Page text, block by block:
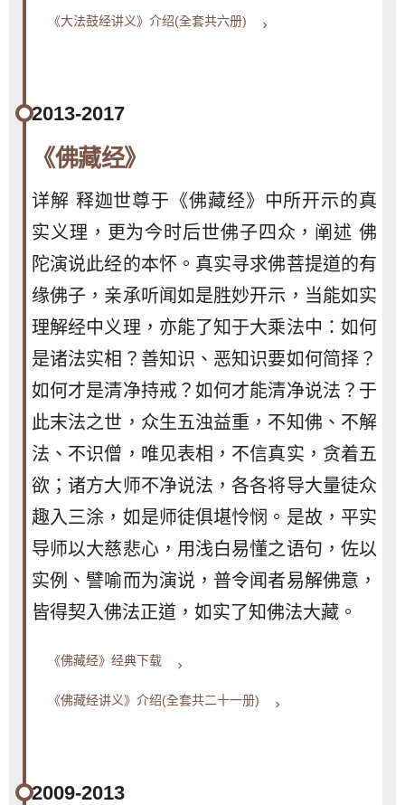
《大法鼓经讲义》介绍(全套共六册) keyboard_arrow_right
2013-2017
《佛藏经》
详解 释迦世尊于《佛藏经》中所开示的真
实义理，更为今时后世佛子四众，阐述 佛
陀演说此经的本怀。真实寻求佛菩提道的有
缘佛子，亲承听闻如是胜妙开示，当能如实
理解经中义理，亦能了知于大乘法中：如何
是诸法实相？善知识、恶知识要如何简择？
如何才是清净持戒？如何才能清净说法？于
此末法之世，众生五浊益重，不知佛、不解
法、不识僧，唯见表相，不信真实，贪着五
欲；诸方大师不净说法，各各将导大量徒众
趣入三涂，如是师徒俱堪怜悯。是故，平实
导师以大慈悲心，用浅白易懂之语句，佐以
实例、譬喻而为演说，普令闻者易解佛意，
皆得契入佛法正道，如实了知佛法大藏。
《佛藏经》经典下载 keyboard_arrow_right
《佛藏经讲义》介绍(全套共二十一册) keyboard_arrow_right
2009-2013